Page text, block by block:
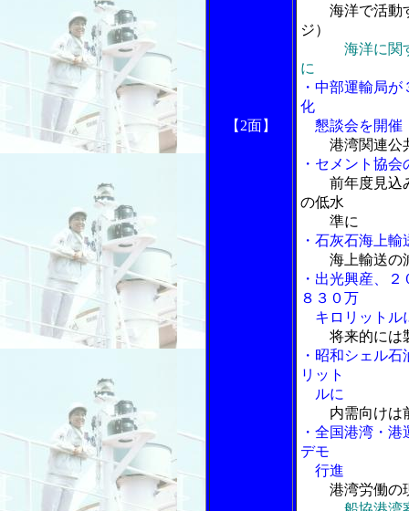
【2面】
海洋で活動
ジ）
海洋に関
に
・中部運輸局
化
懇談会を開催
港湾関連公
・セメント協
前年度見込
の低水
準に
・石灰石海上
海上輸送の
・出光興産、
８３０万
キロリットル
将来的には
・昭和シェル
リット
ルに
内需向けは
・全国港湾・
デモ
行進
港湾労働の